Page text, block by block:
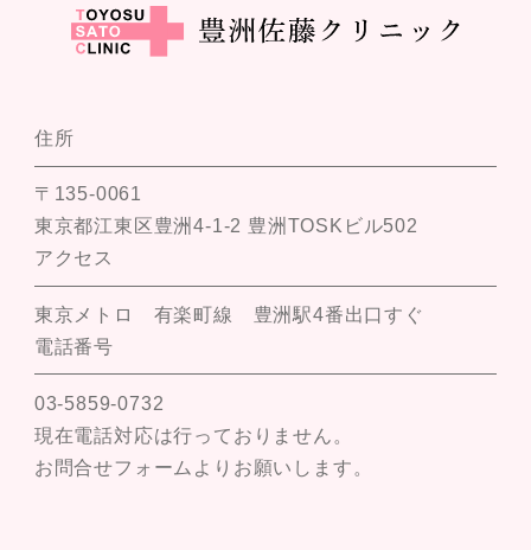
住所
〒135-0061
東京都江東区豊洲4-1-2 豊洲TOSKビル502
アクセス
東京メトロ 有楽町線 豊洲駅4番出口すぐ
電話番号
03-5859-0732
現在電話対応は行っておりません。
お問合せフォームよりお願いします。